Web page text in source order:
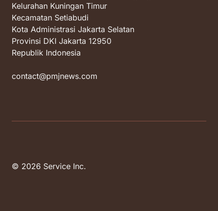
Kelurahan Kuningan Timur
Kecamatan Setiabudi
Kota Administrasi Jakarta Selatan
Provinsi DKI Jakarta 12950
Republik Indonesia
contact@pmjnews.com
© 2026 Service Inc.